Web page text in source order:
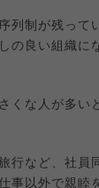
列制が残って
の良い組織に
くな人が多い
行など、社員
事以外で親睦